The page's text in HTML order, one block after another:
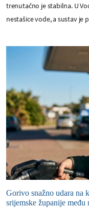
trenutačno je stabilna. U
nestašice vode, a sustav je
Gorivo snažno udara na
srijemske županije